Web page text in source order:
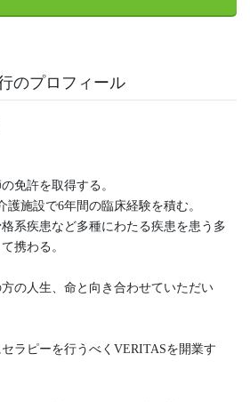
のプロフィール
免許を取得する。
施設で6年間の臨床経験を積む。
系疾患など多種にわたる疾患を患う多
携わる。
の人生、命と向き合わせていただい
ラピーを行うべくVERITASを開業す